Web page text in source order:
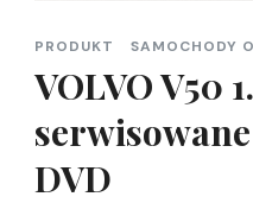
PRODUKT SAMOCHODY
VOLVO V50
DVD